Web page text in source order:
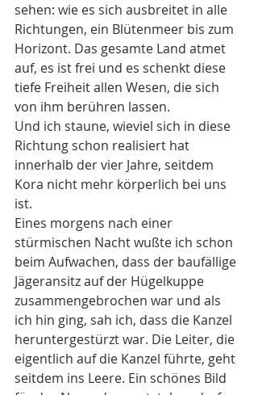
sehen: wie es sich ausbreitet in alle
Richtungen, ein Blütenmeer bis zum
Horizont. Das gesamte Land atmet
auf, es ist frei und es schenkt diese
tiefe Freiheit allen Wesen, die sich
von ihm berühren lassen.
Und ich staune, wieviel sich in diese
Richtung schon realisiert hat
innerhalb der vier Jahre, seitdem
Kora nicht mehr körperlich bei uns
ist.
Eines morgens nach einer
stürmischen Nacht wußte ich schon
beim Aufwachen, dass der baufällige
Jägeransitz auf der Hügelkuppe
zusammengebrochen war und als
ich hin ging, sah ich, dass die Kanzel
heruntergestürzt war. Die Leiter, die
eigentlich auf die Kanzel führte, geht
seitdem ins Leere. Ein schönes Bild